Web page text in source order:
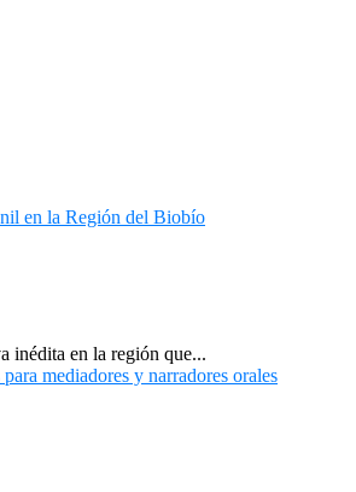
inédita en la región que...